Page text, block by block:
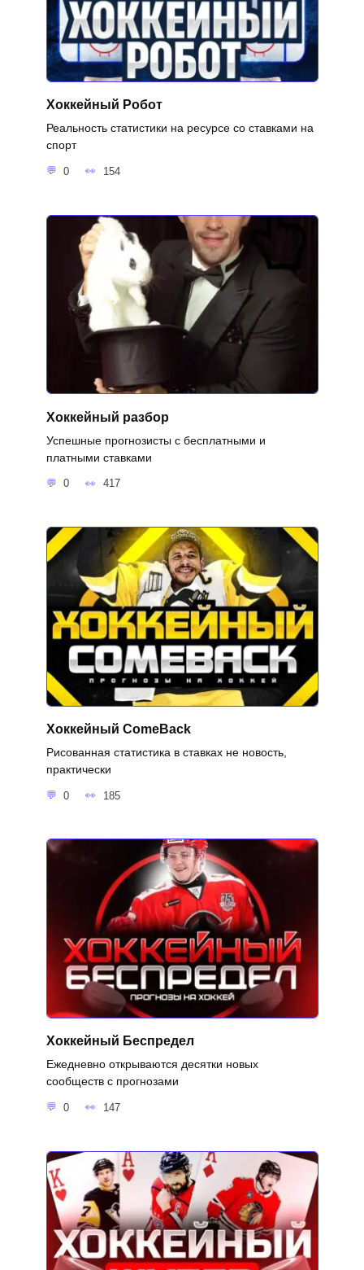
Хоккейный Робот
Реальность статистики на ресурсе со ставками на
спорт
0 154
Хоккейный разбор
Успешные прогнозисты с бесплатными и
платными ставками
0 417
Хоккейный ComeBack
Рисованная статистика в ставках не новость,
практически
0 185
Хоккейный Беспредел
Ежедневно открываются десятки новых
сообществ с прогнозами
0 147